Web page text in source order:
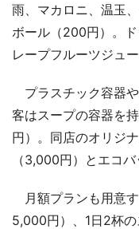
雨、マカロニ、温玉
ボール（200円）。
レープフルーツジュ
プラスチック容器
客はスープの容器を
円）。同店のオリジ
（3,000円）とエコ
月額プランも用意
5,000円）、1日2杯